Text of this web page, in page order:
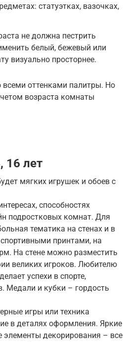
статуэтках, вазочках,
не должна пестрить
белый, бежевый или
визуально просторнее.
всеми оттенками палитры. Но
возраста комнаты
16 лет
мягких игрушек и обоев с
способностях
подростковых комнат. Для
тематика на стенах и в
принтами, на
На стене можно разместить
великих игроков. Любителю
успехи в спорте,
Медали и кубки – гордость
игры или техника
в деталях оформления. Яркие
элементы декорирования – все